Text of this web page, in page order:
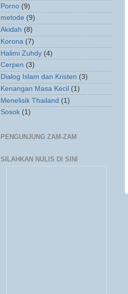
Porno (9)
metode (9)
Akidah (8)
Korona (7)
Halimi Zuhdy (4)
Cerpen (3)
Dialog Islam dan Kristen (3)
Kenangan Masa Kecil (1)
Menelisik Thailand (1)
Sosok (1)
PENGUNJUNG ZAM-ZAM
SILAHKAN NULIS DI SINI